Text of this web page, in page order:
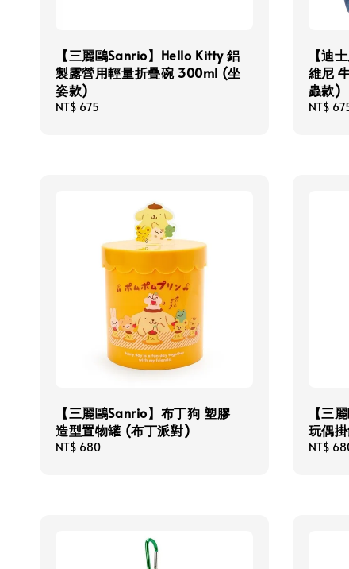
【三麗鷗Sanrio】Hello Kitty 鋁
製露營用輕量折疊碗 300ml (坐
姿款)
Regular
NT$ 675
【迪
維尼
蟲款)
Regular
NT$
【三麗鷗Sanrio】布丁狗 塑膠
造型置物罐 (布丁派對)
Regular
NT$ 680
【三
玩偶
Regular
NT$